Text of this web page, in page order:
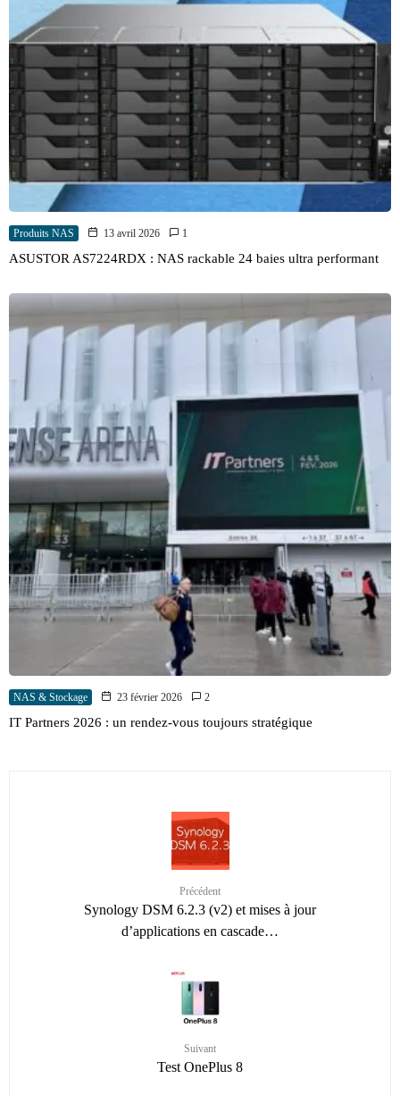
Produits NAS 13 avril 2026 1
ASUSTOR AS7224RDX : NAS rackable 24 baies ultra performant
NAS & Stockage 23 février 2026 2
IT Partners 2026 : un rendez-vous toujours stratégique
Précédent
Synology DSM 6.2.3 (v2) et mises à jour
d’applications en cascade…
Suivant
Test OnePlus 8